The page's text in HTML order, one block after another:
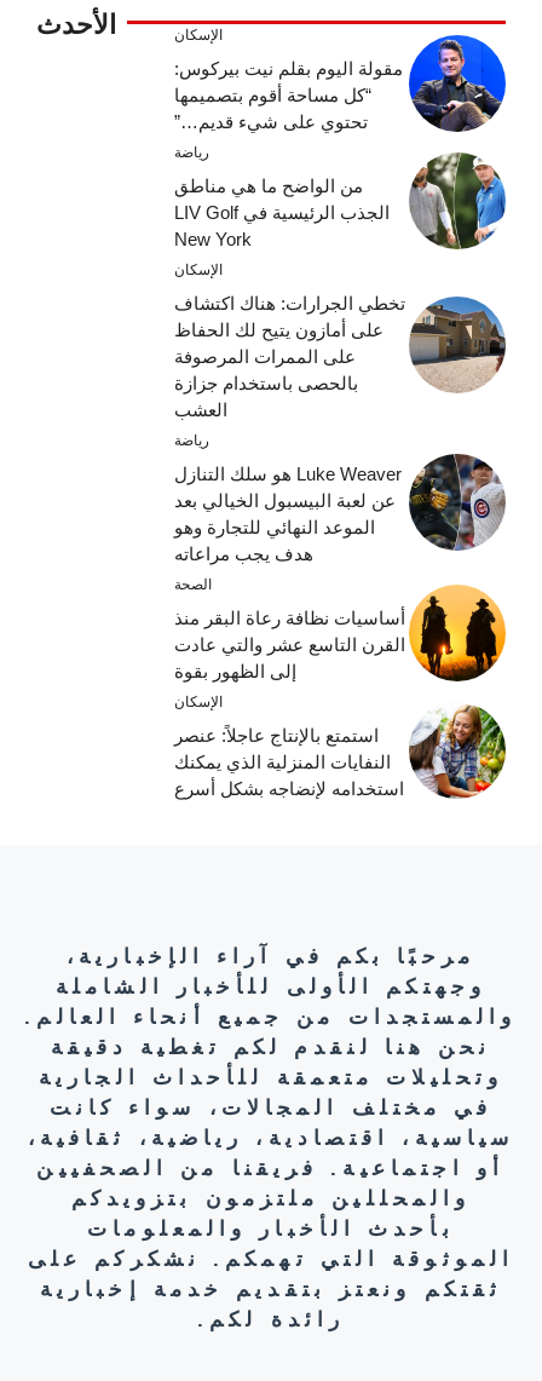
الأحدث الإسكان
مقولة اليوم بقلم نيت بيركوس:
“كل مساحة أقوم بتصميمها
تحتوي على شيء قديم…”
رياضة
من الواضح ما هي مناطق
الجذب الرئيسية في LIV Golf
New York
الإسكان
تخطي الجرارات: هناك اكتشاف
على أمازون يتيح لك الحفاظ
على الممرات المرصوفة
بالحصى باستخدام جزازة
العشب
رياضة
Luke Weaver هو سلك التنازل
عن لعبة البيسبول الخيالي بعد
الموعد النهائي للتجارة وهو
هدف يجب مراعاته
الصحة
أساسيات نظافة رعاة البقر منذ
القرن التاسع عشر والتي عادت
إلى الظهور بقوة
الإسكان
استمتع بالإنتاج عاجلاً: عنصر
النفايات المنزلية الذي يمكنك
استخدامه لإنضاجه بشكل أسرع
مرحبًا بكم في آراء الإخبارية،
وجهتكم الأولى للأخبار الشاملة
والمستجدات من جميع أنحاء العالم.
نحن هنا لنقدم لكم تغطية دقيقة
وتحليلات متعمقة للأحداث الجارية
في مختلف المجالات، سواء كانت
سياسية، اقتصادية، رياضية، ثقافية،
أو اجتماعية. فريقنا من الصحفيين
والمحللين ملتزمون بتزويدكم
بأحدث الأخبار والمعلومات
الموثوقة التي تهمكم. نشكركم على
ثقتكم ونعتز بتقديم خدمة إخبارية
رائدة لكم.